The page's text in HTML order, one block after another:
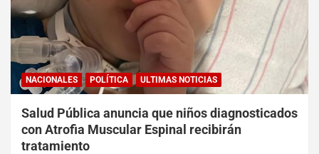
NACIONALES POLÍTICA ULTIMAS NOTICIAS
Salud Pública anuncia que niños diagnosticados
con Atrofia Muscular Espinal recibirán
tratamiento